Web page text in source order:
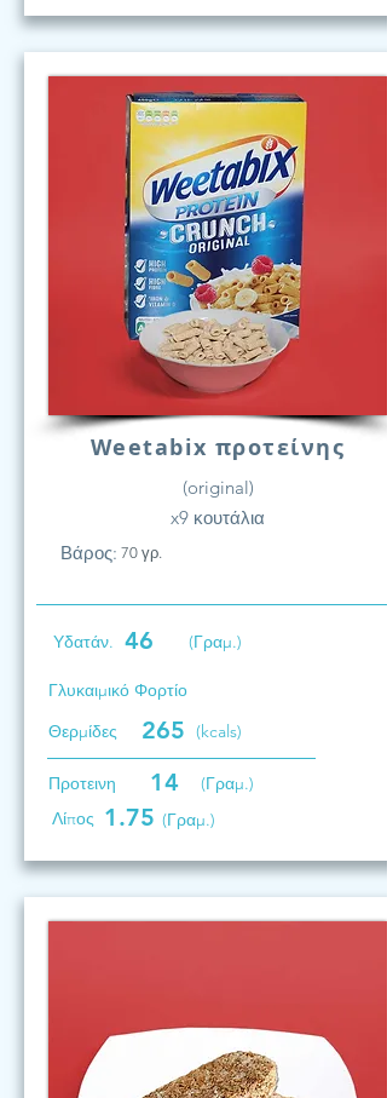
Weetabix προτείνης
(original)
x9 κουτάλια
Βάρος: 70 γρ.
Υδατάν. 46 (Γραμ.)
Γλυκαιμικό Φορτίο
Θερμίδες
265 (kcals)
Προτεινη 14
(Γραμ.)
Λίπος 1.75 (Γραμ.)